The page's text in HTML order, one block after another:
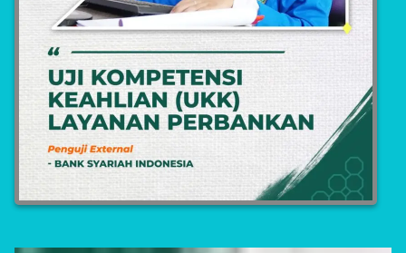
Asisten Teknik Laboratorium Medik